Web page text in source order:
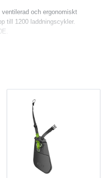
och ergonomiskt
till 1200 laddningscykler.
men endast dataintegrering